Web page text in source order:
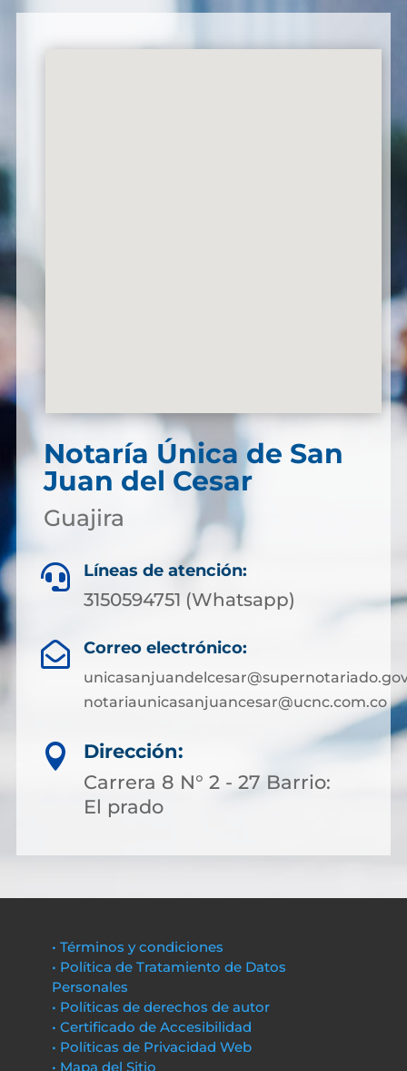
Notaría Única de San
Juan del Cesar
Guajira
 Líneas de atención:
3150594751 (Whatsapp)
 Correo electrónico:
notariaunicasanjuancesar@ucnc.com.co

Dirección:
Carrera 8 N° 2 - 27 Barrio:
El prado
• Términos y condiciones
• Política de Tratamiento de Datos
Personales
• Políticas de derechos de autor
• Certificado de Accesibilidad
• Políticas de Privacidad Web
• Mapa del Sitio